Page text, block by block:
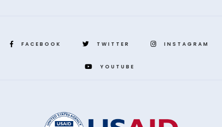
FACEBOOK TWITTER INSTAGRAM
YOUTUBE